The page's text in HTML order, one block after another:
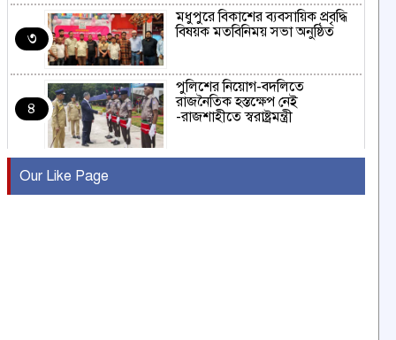
৩
মধুপুরে বিকাশের ব্যবসায়িক প্রবৃদ্ধি
বিষয়ক মতবিনিময় সভা অনুষ্ঠিত
৪
পুলিশের নিয়োগ-বদলিতে
রাজনৈতিক হস্তক্ষেপ নেই
-রাজশাহীতে স্বরাষ্ট্রমন্ত্রী
৫
Our Like Page